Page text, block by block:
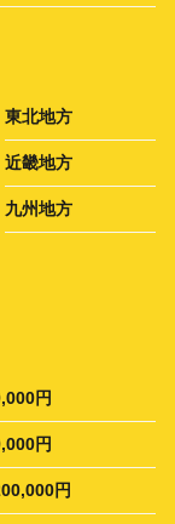
東北地方
近畿地方
九州地方
円
円
円